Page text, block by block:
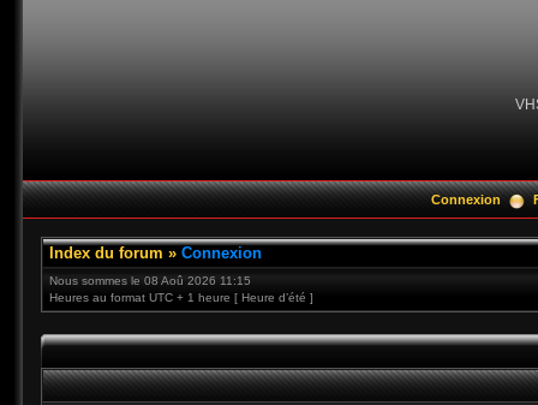
Connexion
Index du forum » Connexion
Nous sommes le 08 Aoû 2026 11:15
Heures au format UTC + 1 heure [ Heure d’été ]